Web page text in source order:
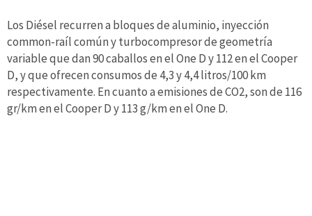
Los Diésel recurren a bloques de alu­minio, inyección
common-raíl común y turbocompresor de geometría
variable que dan 90 caballos en el One D y 112 en el Cooper
D, y que ofrecen consumos de 4,3 y 4,4 litros/100 km
respectivamente. En cuanto a emisiones de CO2, son de 116
gr/km en el Cooper D y 113 g/km en el One D.